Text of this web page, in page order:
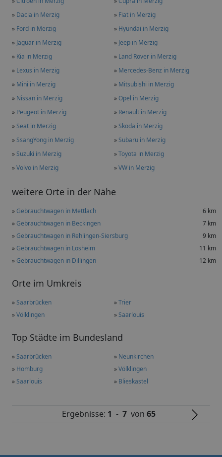
» Dacia in Merzig » Fiat in Merzig
» Ford in Merzig » Hyundai in Merzig
» Jaguar in Merzig » Jeep in Merzig
» Kia in Merzig » Land Rover in Merzig
» Lexus in Merzig » Mercedes-Benz in Merzig
» Mini in Merzig » Mitsubishi in Merzig
» Nissan in Merzig »Opel in Merzig
» Peugeot in Merzig » Renault in Merzig
»Seat in Merzig »Skoda in Merzig
»SsangYong in Merzig »Subaru in Merzig
»Suzuki in Merzig »Toyota in Merzig
»Volvo in Merzig »VW in Merzig
weitere Orte in der Nähe
»Gebrauchtwagen in Mettlach
6 km
»Gebrauchtwagen in Beckingen
7 km
»Gebrauchtwagen in Rehlingen-Siersburg
9 km
»Gebrauchtwagen in Losheim
11 km
»Gebrauchtwagen in Dillingen 12 km
Orte im Umkreis
»Saarbrücken »Trier
»Völklingen »Saarlouis
Top Städte im Bundesland
»Saarbrücken » Neunkirchen
» Homburg »Völklingen
»Saarlouis » Blieskastel
Ergebnisse: 1 -7 von65